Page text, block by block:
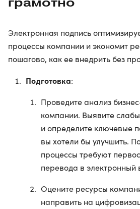
Электронная подпись
процессы компании и экономит
пошагово, как ее внедрить без
Подготовка:
Проведите анализ
компании. Выявите
и определите ключевые
вы хотели бы улучшить.
процессы требуют
перевода в электронный
Оцените ресурсы
направить на